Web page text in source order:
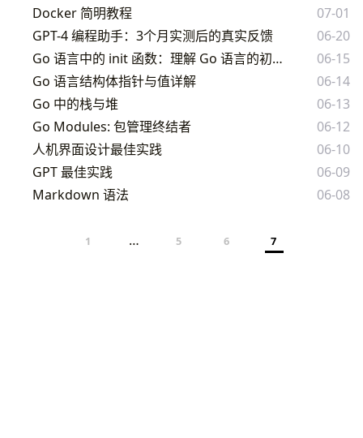
Docker 简明教程
07-01
GPT-4 编程助手：3个月实测后的真实反馈
06-20
Go 语言中的 init 函数：理解 Go 语言的初始化
06-15
Go 语言结构体指针与值详解
06-14
Go 中的栈与堆
06-13
Go Modules: 包管理终结者
06-12
人机界面设计最佳实践
06-10
GPT 最佳实践
06-09
Markdown 语法
06-08
1 … 5 6 7